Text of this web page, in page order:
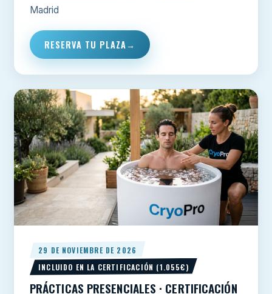
Madrid
RESERVA TU PLAZA
29 DE NOVIEMBRE DE 2026
INCLUIDO EN LA CERTIFICACIÓN (1.055€)
PRÁCTICAS PRESENCIALES · CERTIFICACIÓN